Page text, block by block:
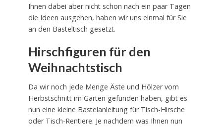
Ihnen dabei aber nicht schon nach ein paar Tagen
die Ideen ausgehen, haben wir uns einmal für Sie
an den Basteltisch gesetzt.
Hirschfiguren für den
Weihnachtstisch
Da wir noch jede Menge Äste und Hölzer vom
Herbstschnitt im Garten gefunden haben, gibt es
nun eine kleine Bastelanleitung für Tisch-Hirsche
oder Tisch-Rentiere. Je nachdem was Ihnen nun